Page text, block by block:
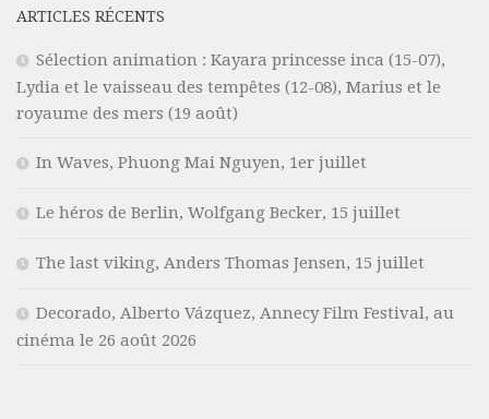
ARTICLES RÉCENTS
Sélection animation : Kayara princesse inca (15-07),
Lydia et le vaisseau des tempêtes (12-08), Marius et le
royaume des mers (19 août)
In Waves, Phuong Mai Nguyen, 1er juillet
Le héros de Berlin, Wolfgang Becker, 15 juillet
The last viking, Anders Thomas Jensen, 15 juillet
Decorado, Alberto Vázquez, Annecy Film Festival, au
cinéma le 26 août 2026